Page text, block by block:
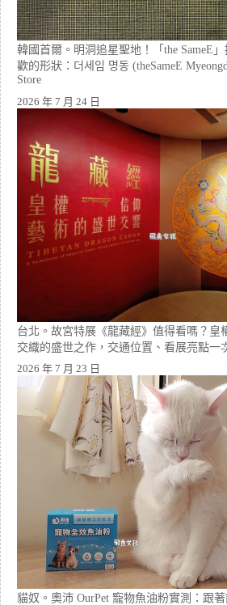
韓國首爾。明洞追星聖地！「the SameE
歡的形狀：더세임 명동 (theSameE
Store
2026 年 7 月 24 日
台北。故宮特展《龍藏經》值得看嗎？皇
交織的盛世之作，交通位置、看展亮點一
2026 年 7 月 23 日
貓奴。奧沛 OurPet 寵物魚油粉實測：跟著